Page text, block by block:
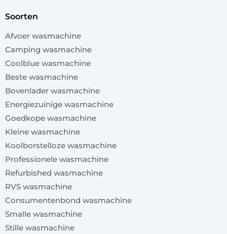
soorten
Afvoer wasmachine
Camping wasmachine
Coolblue wasmachine
Beste wasmachine
Bovenlader wasmachine
Energiezuinige wasmachine
Goedkope wasmachine
Kleine wasmachine
Koolborstelloze wasmachine
Professionele wasmachine
Refurbished wasmachine
RVS wasmachine
Consumentenbond wasmachine
Smalle wasmachine
Stille wasmachine